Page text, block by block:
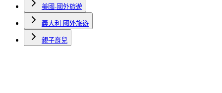
美國-國外旅遊
義大利-國外旅遊
親子育兒